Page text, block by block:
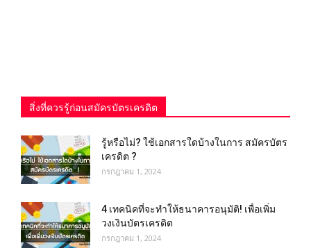
สิ่งที่ควรรู้ก่อนสมัครบัตรเครดิต
รู้หรือไม่? ใช้เอกสารใดบ้างในการ สมัครบัตร
เครดิต ?
กรกฎาคม 1, 2024
4 เทคนิคที่จะทำให้ธนาคารอนุมัติ! เพื่อเพิ่ม
วงเงินบัตรเครดิต
กรกฎาคม 1, 2024